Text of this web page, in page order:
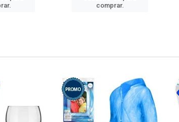
comprar.